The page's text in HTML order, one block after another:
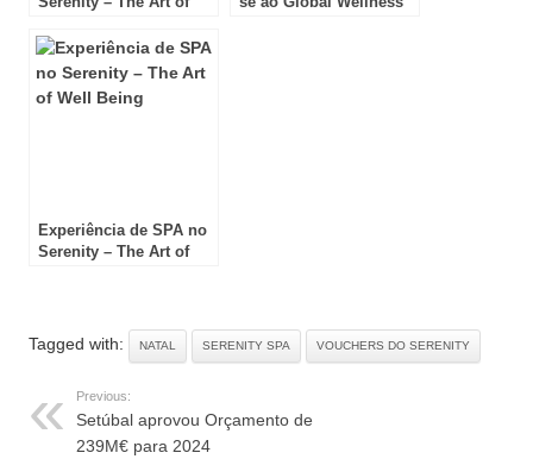
Experiência de SPA no
Serenity – The Art of
Tagged with: NATAL SERENITY SPA VOUCHERS DO SERENITY
Previous:
Setúbal aprovou Orçamento de
239M€ para 2024